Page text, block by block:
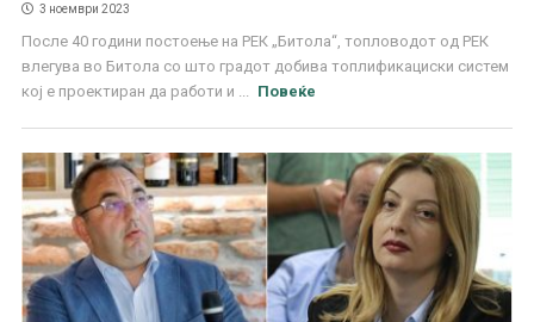
3 ноември 2023
После 40 години постоење на РЕК „Битола“, топловодот од РЕК
влегува во Битола со што градот добива топлификациски систем
кој е проектиран да работи и ...
Повеќе